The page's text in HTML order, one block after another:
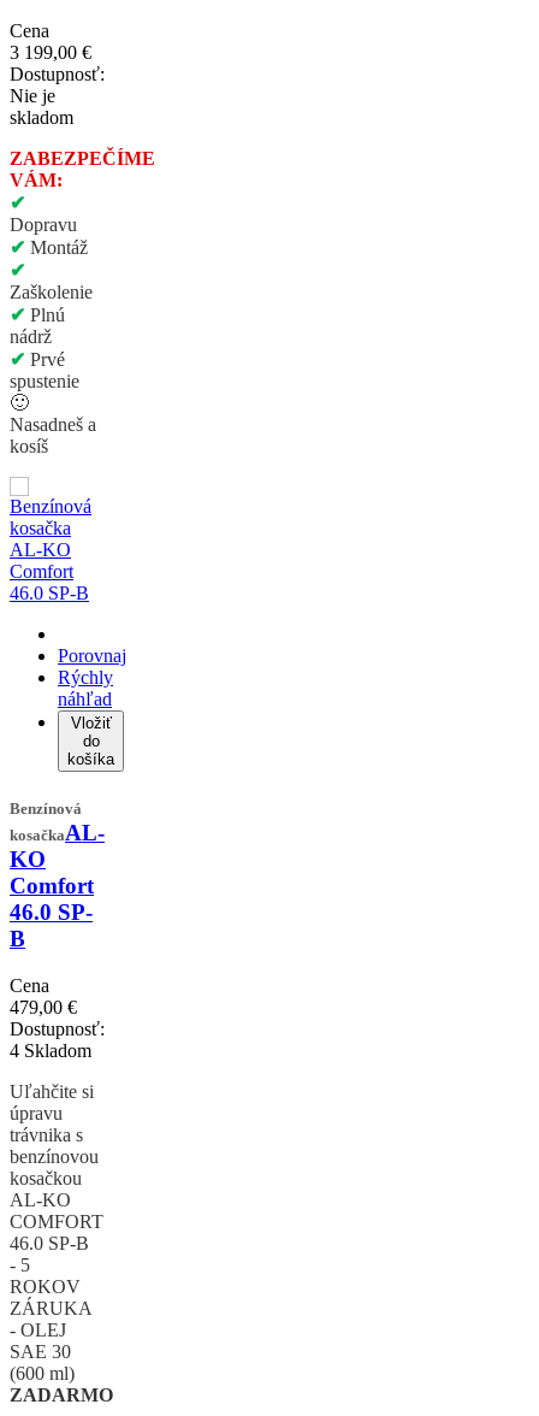
Cena
3 199,00 €
Dostupnosť:
Nie je
skladom
ZABEZPEČÍME
VÁM:
✔
Dopravu
✔ Montáž
✔
Zaškolenie
✔ Plnú
nádrž
✔ Prvé
spustenie
🙂
Nasadneš a
kosíš
Porovnaj
Rýchly
náhľad
Vložiť
do
košíka
Benzínová
kosačkaAL-
KO
Comfort
46.0 SP-
B
Cena
479,00 €
Dostupnosť:
4 Skladom
Uľahčite si
úpravu
trávnika s
benzínovou
kosačkou
AL-KO
COMFORT
46.0 SP-B
- 5
ROKOV
ZÁRUKA
- OLEJ
SAE 30
(600 ml)
ZADARMO